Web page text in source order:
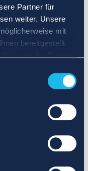
Partner für
weiter. Unsere
mit
bereitgestellt